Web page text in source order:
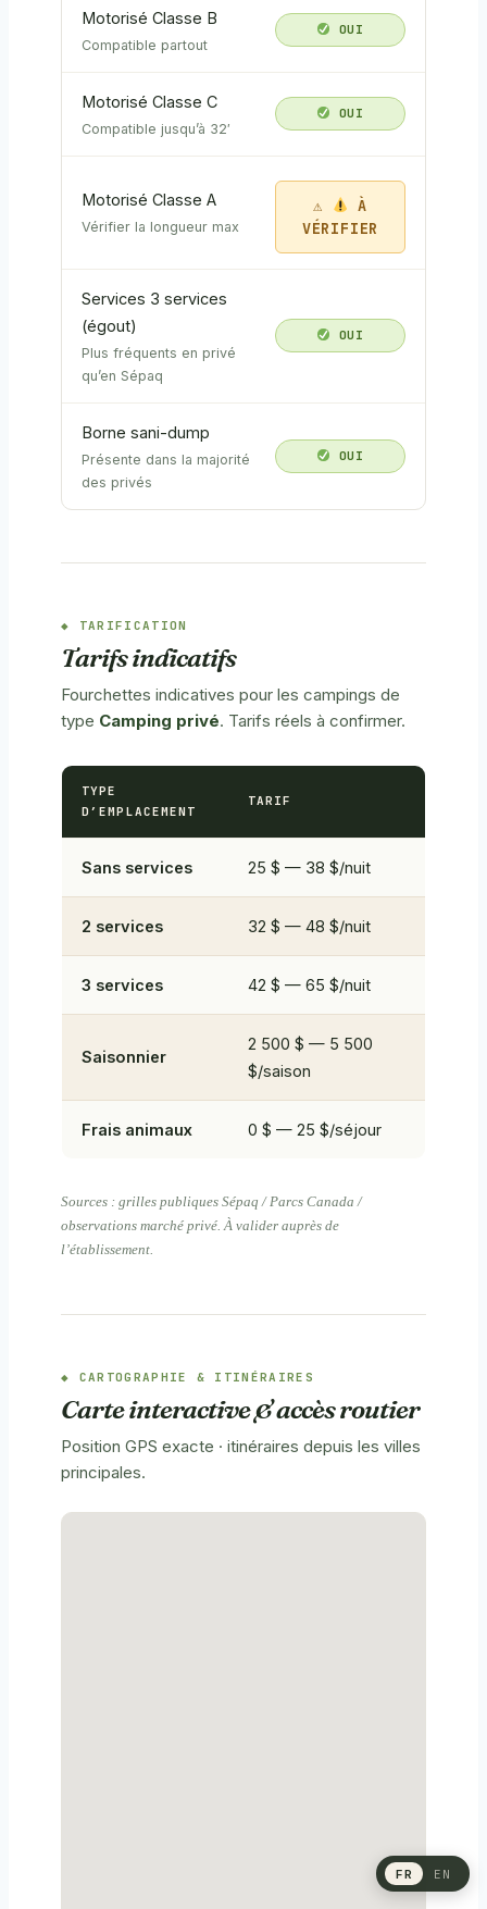
Motorisé Classe B
Compatible partout
OUI
Motorisé Classe C
Compatible jusqu’à 32′
OUI
Motorisé Classe A
Vérifier la longueur max
À
VÉRIFIER
Services 3 services
(égout)
Plus fréquents en privé
qu’en Sépaq
OUI
Borne sani-dump
Présente dans la majorité
des privés
OUI
TARIFICATION
Tarifs indicatifs
Fourchettes indicatives pour les campings de
type Camping privé. Tarifs réels à confirmer.
TYPE
D’EMPLACEMENT
TARIF
Sans services 25 $ — 38 $/nuit
2 services 32 $ — 48 $/nuit
3 services 42 $ — 65 $/nuit
Saisonnier
2 500 $ — 5 500
$/saison
Frais animaux 0 $ — 25 $/séjour
Sources : grilles publiques Sépaq / Parcs Canada /
observations marché privé. À valider auprès de
l’établissement.
CARTOGRAPHIE & ITINÉRAIRES
Carte interactive & accès routier
Position GPS exacte · itinéraires depuis les villes
principales.
FR EN